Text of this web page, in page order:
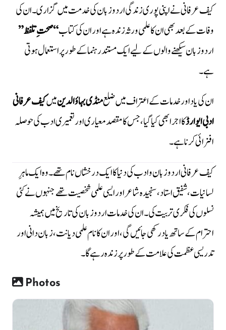
کیف عرفانی نے اپنی پوری زندگی اردو زبان کی خدمت میں گزاری۔ ان کی
وفات کے بعد بھی ان کا علمی ورثہ زندہ ہے اور ان کی کتاب“صحتِ تلفظ”
اردو زبان سیکھنے والوں کے لیے ایک مستند رہنما کے طور پر استعمال ہوتی
ہے۔
ان کی یاد اور خدمات کے اعتراف میں ضلعمنڈی بہاؤالدینمیںکیف عرفانی
ادبی ایوارڈکا اجرا بھی کیا گیا، جس کا مقصد معیاری اور تعمیری ادب کی حوصلہ
افزائی کرنا ہے۔
کیف عرفانی اردو زبان و ادب کی دنیا کا ایک درخشاں نام تھے۔ وہ ایک ماہرِ
لسانیات، شفیق استاد، سنجیدہ شاعر اور ایسی علمی شخصیت تھے جنہوں نے کئی
نسلوں کی فکری تربیت کی۔ ان کی خدمات اردو زبان کی تاریخ میں ہمیشہ
احترام کے ساتھ یاد رکھی جائیں گی، اور ان کا نام علمی دیانت، زبان دانی اور
تدریسی عظمت کی علامت کے طور پر زندہ رہے گا۔
Photos